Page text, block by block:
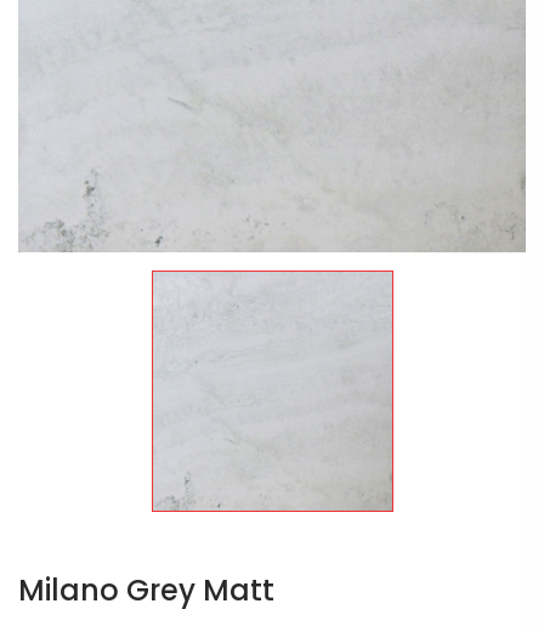
Milano Grey Matt